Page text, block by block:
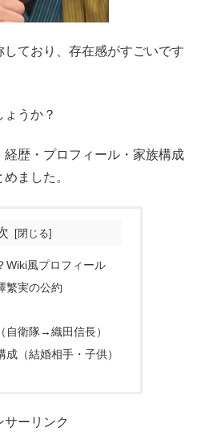
しており、存在感がすごいです
うか？
歴・プロフィール・家族構成
ました。
Wiki風プロフィール
繁実の公約
自衛隊→織田信長）
成（結婚相手・子供）
サーリンク